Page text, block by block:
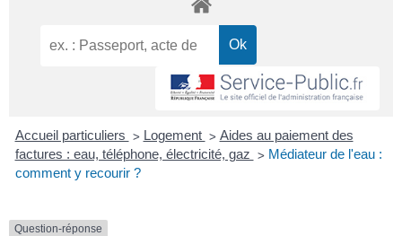
Accueil particuliers > Logement > Aides au paiement des
factures : eau, téléphone, électricité, gaz > Médiateur de l'eau :
comment y recourir ?
Question-réponse